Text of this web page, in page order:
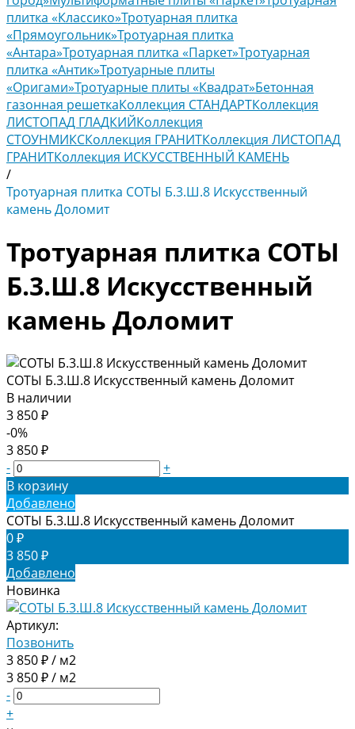
плитка «Классико»Тротуарная плитка
«Прямоугольник»Тротуарная плитка
«Антара»Тротуарная плитка «Паркет»Тротуарная
плитка «Антик»Тротуарные плиты
«Оригами»Тротуарные плиты «Квадрат»Бетонная
газонная решеткаКоллекция СТАНДАРТКоллекция
ЛИСТОПАД ГЛАДКИЙКоллекция
СТОУНМИКСКоллекция ГРАНИТКоллекция ЛИСТОПАД
ГРАНИТКоллекция ИСКУССТВЕННЫЙ КАМЕНЬ
/
Тротуарная плитка СОТЫ Б.3.Ш.8 Искусственный
камень Доломит
Тротуарная плитка СОТЫ
Б.3.Ш.8 Искусственный
камень Доломит
СОТЫ Б.3.Ш.8 Искусственный камень Доломит
В наличии
3 850 ₽
-0%
3 850 ₽
-
+
В корзину
Добавлено
СОТЫ Б.3.Ш.8 Искусственный камень Доломит
0 ₽
3 850 ₽
Добавлено
Новинка
Артикул:
Позвонить
3 850 ₽ / м2
3 850 ₽ / м2
-
+